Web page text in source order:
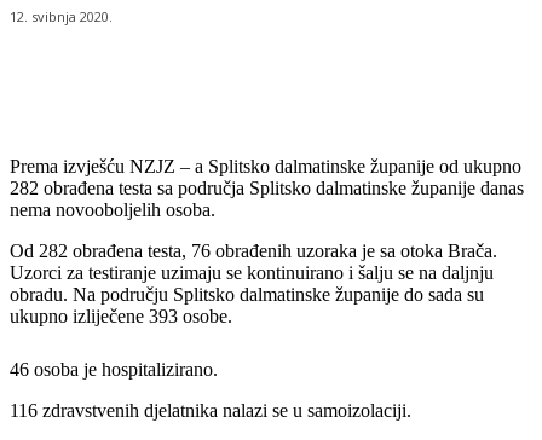
12. svibnja 2020.
Prema izvješću NZJZ – a Splitsko dalmatinske županije od ukupno
282 obrađena testa sa područja Splitsko dalmatinske županije danas
nema novooboljelih osoba.
Od 282 obrađena testa, 76 obrađenih uzoraka je sa otoka Brača.
Uzorci za testiranje uzimaju se kontinuirano i šalju se na daljnju
obradu. Na području Splitsko dalmatinske županije do sada su
ukupno izliječene 393 osobe.
46 osoba je hospitalizirano.
116 zdravstvenih djelatnika nalazi se u samoizolaciji.